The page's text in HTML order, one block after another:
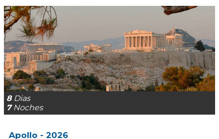
8Dias
7Noches
Apollo - 2026